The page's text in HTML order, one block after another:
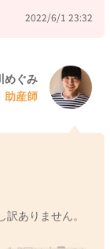
2022/6/1 23:32
めぐみ
助産師
ありません。